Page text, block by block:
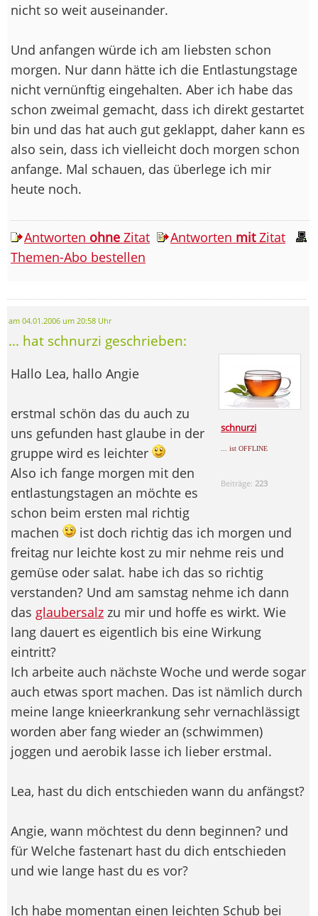
nicht so weit auseinander.
Und anfangen würde ich am liebsten schon
morgen. Nur dann hätte ich die Entlastungstage
nicht vernünftig eingehalten. Aber ich habe das
schon zweimal gemacht, dass ich direkt gestartet
bin und das hat auch gut geklappt, daher kann es
also sein, dass ich vielleicht doch morgen schon
anfange. Mal schauen, das überlege ich mir
heute noch.
Antworten ohne Zitat Antworten mitZitat
Themen-Abo bestellen
am 04.01.2006 um 20:58 Uhr
... hat schnurzi geschrieben:
schnurzi
... ist OFFLINE
Beiträge: 223
Hallo Lea, hallo Angie
erstmal schön das du auch zu
uns gefunden hast glaube in der
gruppe wird es leichter
Also ich fange morgen mit den
entlastungstagen an möchte es
schon beim ersten mal richtig
machen
ist doch richtig das ich morgen und
freitag nur leichte kost zu mir nehme reis und
gemüse oder salat. habe ich das so richtig
verstanden? Und am samstag nehme ich dann
das glaubersalz zu mir und hoffe es wirkt. Wie
lang dauert es eigentlich bis eine Wirkung
eintritt?
Ich arbeite auch nächste Woche und werde sogar
auch etwas sport machen. Das ist nämlich durch
meine lange knieerkrankung sehr vernachlässigt
worden aber fang wieder an (schwimmen)
joggen und aerobik lasse ich lieber erstmal.
Lea, hast du dich entschieden wann du anfängst?
Angie, wann möchtest du denn beginnen? und
für Welche fastenart hast du dich entschieden
und wie lange hast du es vor?
Ich habe momentan einen leichten Schub bei